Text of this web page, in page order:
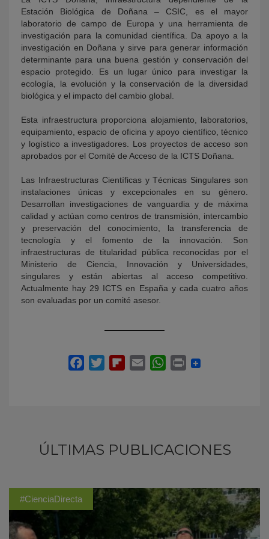
Estación Biológica de Doñana – CSIC, es el mayor
laboratorio de campo de Europa y una herramienta de
investigación para la comunidad científica. Da apoyo a la
investigación en Doñana y sirve para generar información
determinante para una buena gestión y conservación del
espacio protegido. Es un lugar único para investigar la
ecología, la evolución y la conservación de la diversidad
biológica y el impacto del cambio global.
Esta infraestructura proporciona alojamiento, laboratorios,
equipamiento, espacio de oficina y apoyo científico, técnico
y logístico a investigadores. Los proyectos de acceso son
aprobados por el Comité de Acceso de la ICTS Doñana.
Las Infraestructuras Científicas y Técnicas Singulares son
instalaciones únicas y excepcionales en su género.
Desarrollan investigaciones de vanguardia y de máxima
calidad y actúan como centros de transmisión, intercambio
y preservación del conocimiento, la transferencia de
tecnología y el fomento de la innovación. Son
infraestructuras de titularidad pública reconocidas por el
Ministerio de Ciencia, Innovación y Universidades,
singulares y están abiertas al acceso competitivo.
Actualmente hay 29 ICTS en España y cada cuatro años
son evaluadas por un comité asesor.
ÚLTIMAS PUBLICACIONES
#CienciaDirecta